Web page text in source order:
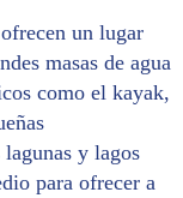
un lugar
masas de agua
como el kayak,
y lagos
para ofrecer a